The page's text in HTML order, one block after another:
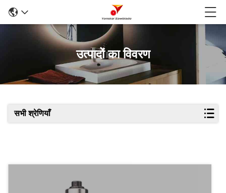
उत्पादों का विवरण
सभी श्रेणियाँ